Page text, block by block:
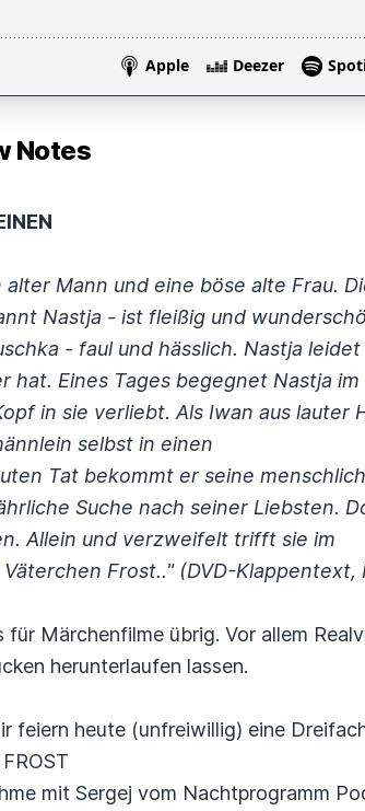
Notes
Mann und eine böse alte Frau.
Nastja - ist fleißig und
- faul und hässlich. Nastja
hat. Eines Tages begegnet Nastja
in sie verliebt. Als Iwan aus lauter
selbst in einen
Tat bekommt er seine
Suche nach seiner Liebsten.
Allein und verzweifelt trifft sie im
Frost.." (DVD-Klappentext,
Märchenfilme übrig. Vor allem
herunterlaufen lassen.
heute (unfreiwillig) eine
mit Sergej vom Nachtprogramm